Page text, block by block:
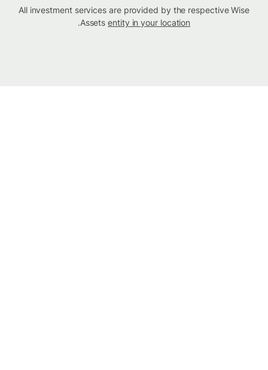
All investment services are provided by the respective Wise
Assetsentity in your location
.